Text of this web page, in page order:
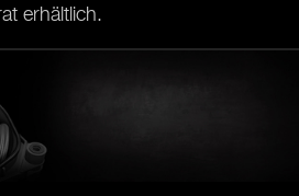
erhältlich.